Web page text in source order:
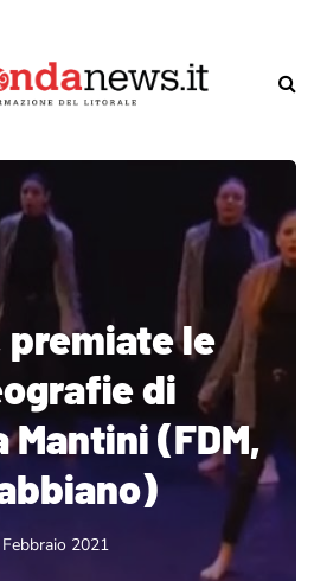
premiate le
di
Mantini (FDM,
2021